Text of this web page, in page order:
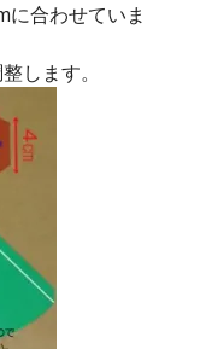
に合わせていま
します。